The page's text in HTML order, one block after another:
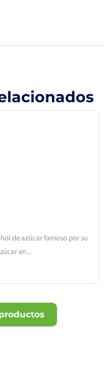
de azúcar famoso por su
en...